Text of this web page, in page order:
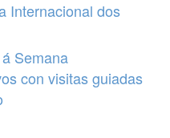
Internacional dos
Semana
con visitas guiadas